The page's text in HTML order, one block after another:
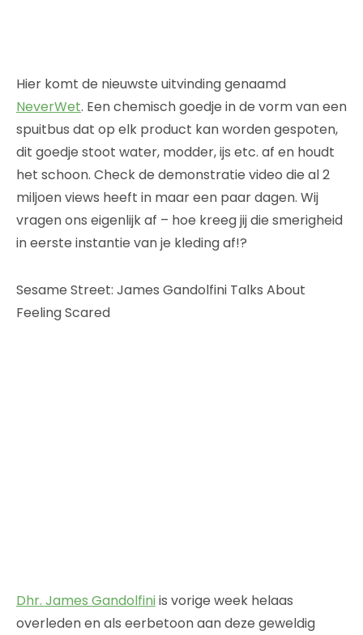
Hier komt de nieuwste uitvinding genaamd
NeverWet. Een chemisch goedje in de vorm van een
spuitbus dat op elk product kan worden gespoten,
dit goedje stoot water, modder, ijs etc. af en houdt
het schoon. Check de demonstratie video die al 2
miljoen views heeft in maar een paar dagen. Wij
vragen ons eigenlijk af – hoe kreeg jij die smerigheid
in eerste instantie van je kleding af!?
Sesame Street: James Gandolfini Talks About
Feeling Scared
Dhr. James Gandolfiniis vorige week helaas
overleden en als eerbetoon aan deze geweldig